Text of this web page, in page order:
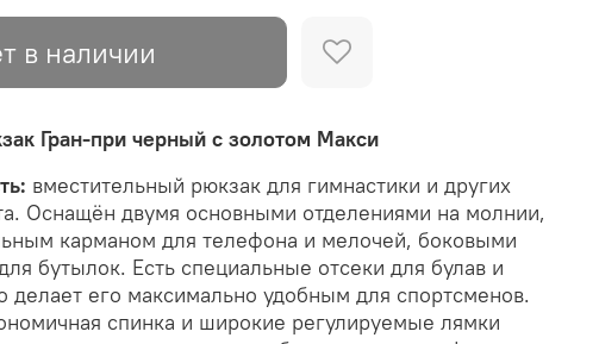
в наличии
Гран-при черный с золотом Макси
вместительный рюкзак для гимнастики и других
Оснащён двумя основными отделениями на молнии,
карманом для телефона и мелочей, боковыми
бутылок. Есть специальные отсеки для булав и
делает его максимально удобным для спортсменов.
спинка и широкие регулируемые лямки